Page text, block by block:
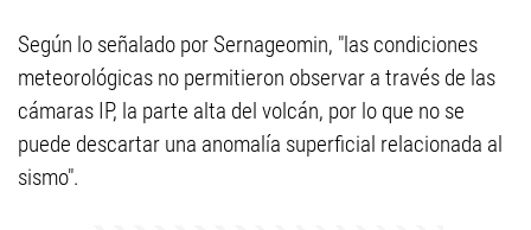
Según lo señalado por Sernageomin, "las condiciones
meteorológicas no permitieron observar a través de las
cámaras IP, la parte alta del volcán, por lo que no se
puede descartar una anomalía superficial relacionada al
sismo".